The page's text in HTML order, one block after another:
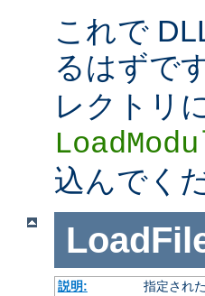
これで
るはずで
レクトリ
込んでく
説明:
指定され